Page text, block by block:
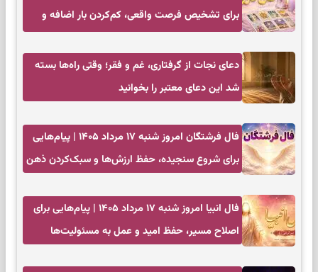
برای تشخیص فرصت واقعی، کم‌کردن بار اضافه و
دعای نجات از گرفتاری، غم و فقر؛ وقتی راه‌ها بسته
شد این دعای معتبر را بخوانید
فال فرشتگان امروز شنبه ۱۷ مرداد ۱۴۰۵ | پیام‌هایی
برای شروع سنجیده، حفظ ارزش‌ها و سبک‌کردن ذهن
فال انبیا امروز شنبه ۱۷ مرداد ۱۴۰۵ | پیام‌هایی برای
اصلاح مسیر، حفظ امید و عمل به مسئولیت‌ها